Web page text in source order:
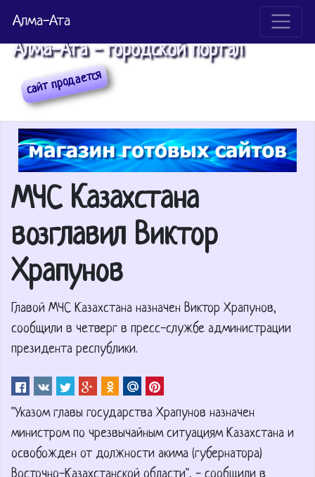
Алма-Ата
Алма-Ата - городской портал
МЧС Казахстана
возглавил Виктор
Храпунов
Главой МЧС Казахстана назначен Виктор Храпунов,
сообщили в четверг в пресс-службе администрации
президента республики.
"Указом главы государства Храпунов назначен
министром по чрезвычайным ситуациям Казахстана и
освобожден от должности акима (губернатора)